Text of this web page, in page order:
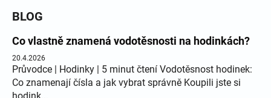
BLOG
Co vlastně znamená vodotěsnosti na hodinkách?
20.4.2026
Průvodce | Hodinky | 5 minut čtení Vodotěsnost hodinek:
Co znamenají čísla a jak vybrat správně Koupili jste si